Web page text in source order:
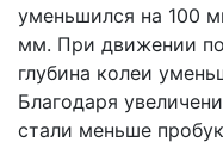
уменьшился на 100
мм. При движении
глубина колеи
Благодаря
стали меньше